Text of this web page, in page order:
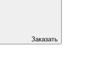
Заказать